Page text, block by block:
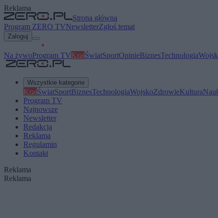
Reklama
Strona główna
Program ZERO TVNewsletterZgłoś temat
Zaloguj
Na żywoProgram TVKrajŚwiatSportOpinieBiznesTechnologia
Wszystkie kategorie
KrajŚwiatSportBiznesTechnologiaWojskoZdrowieKultura
Program TV
Najnowsze
Newsletter
Redakcja
Reklama
Regulamin
Kontakt
Reklama
Reklama